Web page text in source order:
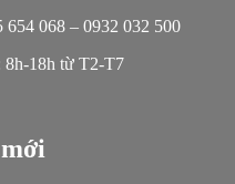
654 068 – 0932 032 500
8h-18h từ T2-T7